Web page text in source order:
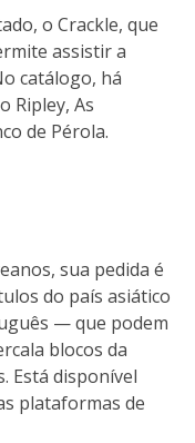
o Crackle, que
assistir a
catálogo, há
Ripley, As
de Pérola.
sua pedida é
do país asiático
— que podem
blocos da
Está disponível
plataformas de